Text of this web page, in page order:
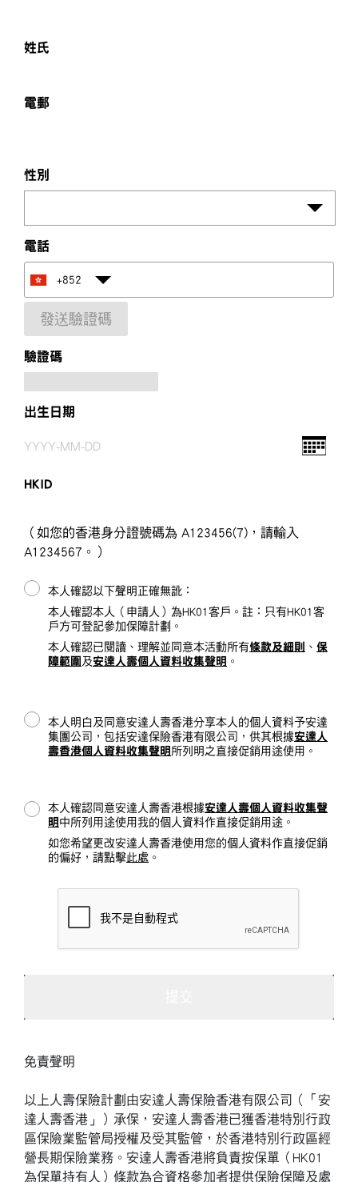
姓氏
電郵
性別
電話
+852
發送驗證碼
驗證碼
出生日期
HKID
（如您的香港身分證號碼為 A123456(7)，請輸入
A1234567。）
本人確認以下聲明正確無訛：
本人確認本人（申請人）為HK01客戶。註：只有HK01客
戶方可登記參加保障計劃。
本人確認已閱讀、理解並同意本活動所有條款及細則 、 保
障範圍 及安達人壽個人資料收集聲明 。
本人明白及同意安達人壽香港分享本人的個人資料予安達
集團公司，包括安達保險香港有限公司，供其根據安達人
壽香港個人資料收集聲明 所列明之直接促銷用途使用。
本人確認同意安達人壽香港根據安達人壽個人資料收集聲
明 中所列用途使用我的個人資料作直接促銷用途。
如您希望更改安達人壽香港使用您的個人資料作直接促銷
的偏好，請點擊此處 。
免責聲明
以上人壽保險計劃由安達人壽保險香港有限公司（「安
達人壽香港」）承保，安達人壽香港已獲香港特別行政
區保險業監管局授權及受其監管，於香港特別行政區經
營長期保險業務。安達人壽香港將負責按保單（HK01
為保單持有人）條款為合資格參加者提供保險保障及處